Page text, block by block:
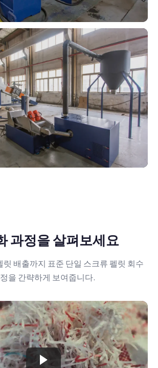
과정을 살펴보세요
릿 배출까지 표준 단일 스크류 펠릿 회수
을 간략하게 보여줍니다.